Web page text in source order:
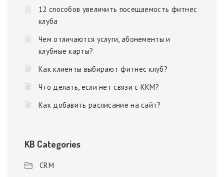
12 способов увеличить посещаемость фитнес
клуба
Чем отличаются услуги, абонементы и
клубные карты?
Как клиенты выбирают фитнес клуб?
Что делать, если нет связи с ККМ?
Как добавить расписание на сайт?
KB Categories
CRM